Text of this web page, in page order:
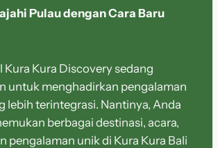
Pulau dengan Cara Baru
Kura Kura Discovery sedang
untuk menghadirkan pengalaman
lebih terintegrasi. Nantinya, Anda
berbagai destinasi, acara,
pengalaman unik di Kura Kura Bali